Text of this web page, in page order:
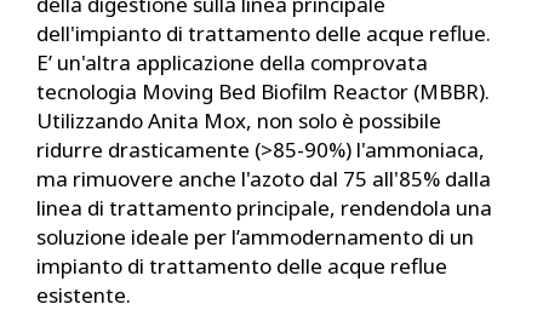
dell'impianto di trattamento delle acque reflue.
E’ un'altra applicazione della comprovata
tecnologia Moving Bed Biofilm Reactor (MBBR).
Utilizzando Anita Mox, non solo è possibile
ridurre drasticamente (>85-90%) l'ammoniaca,
ma rimuovere anche l'azoto dal 75 all'85% dalla
linea di trattamento principale, rendendola una
soluzione ideale per l’ammodernamento di un
impianto di trattamento delle acque reflue
esistente.